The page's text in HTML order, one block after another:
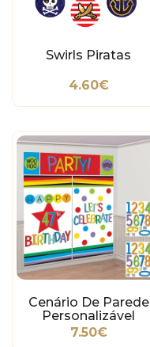
Swirls Piratas
4.60€
Cenário De Parede
Personalizável
7.50€